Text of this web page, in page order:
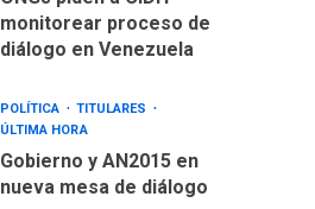
monitorear proceso de
diálogo en Venezuela
POLÍTICA
TITULARES
ÚLTIMA HORA
Gobierno y AN2015 en
nueva mesa de diálogo